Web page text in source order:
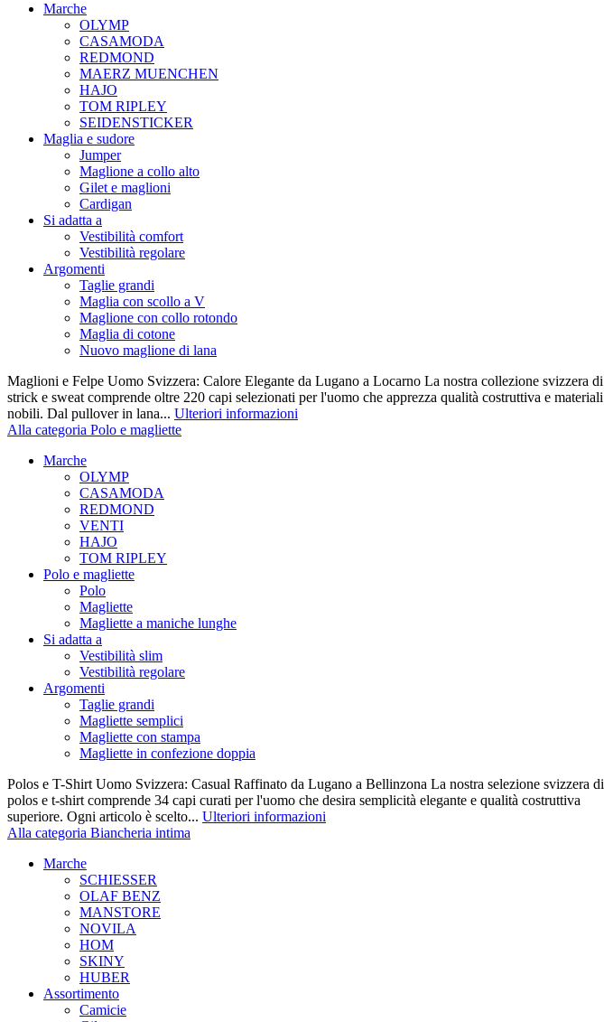
Marche
OLYMP
CASAMODA
REDMOND
MAERZ MUENCHEN
HAJO
TOM RIPLEY
SEIDENSTICKER
Maglia e sudore
Jumper
Maglione a collo alto
Gilet e maglioni
Cardigan
Si adatta a
Vestibilità comfort
Vestibilità regolare
Argomenti
Taglie grandi
Maglia con scollo a V
Maglione con collo rotondo
Maglia di cotone
Nuovo maglione di lana
Maglioni e Felpe Uomo Svizzera: Calore Elegante da Lugano a Locarno La nostra collezione svizzera di
strick e sweat comprende oltre 220 capi selezionati per l'uomo che apprezza qualità costruttiva e materiali
nobili. Dal pullover in lana... Ulteriori informazioni
Alla categoria Polo e magliette
Marche
OLYMP
CASAMODA
REDMOND
VENTI
HAJO
TOM RIPLEY
Polo e magliette
Polo
Magliette
Magliette a maniche lunghe
Si adatta a
Vestibilità slim
Vestibilità regolare
Argomenti
Taglie grandi
Magliette semplici
Magliette con stampa
Magliette in confezione doppia
Polos e T-Shirt Uomo Svizzera: Casual Raffinato da Lugano a Bellinzona La nostra selezione svizzera di
polos e t-shirt comprende 34 capi curati per l'uomo che desira semplicità elegante e qualità costruttiva
superiore. Ogni articolo è scelto... Ulteriori informazioni
Alla categoria Biancheria intima
Marche
SCHIESSER
OLAF BENZ
MANSTORE
NOVILA
HOM
SKINY
HUBER
Assortimento
Camicie